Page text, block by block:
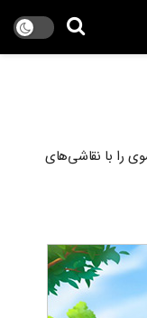
را با نقاشی‌های